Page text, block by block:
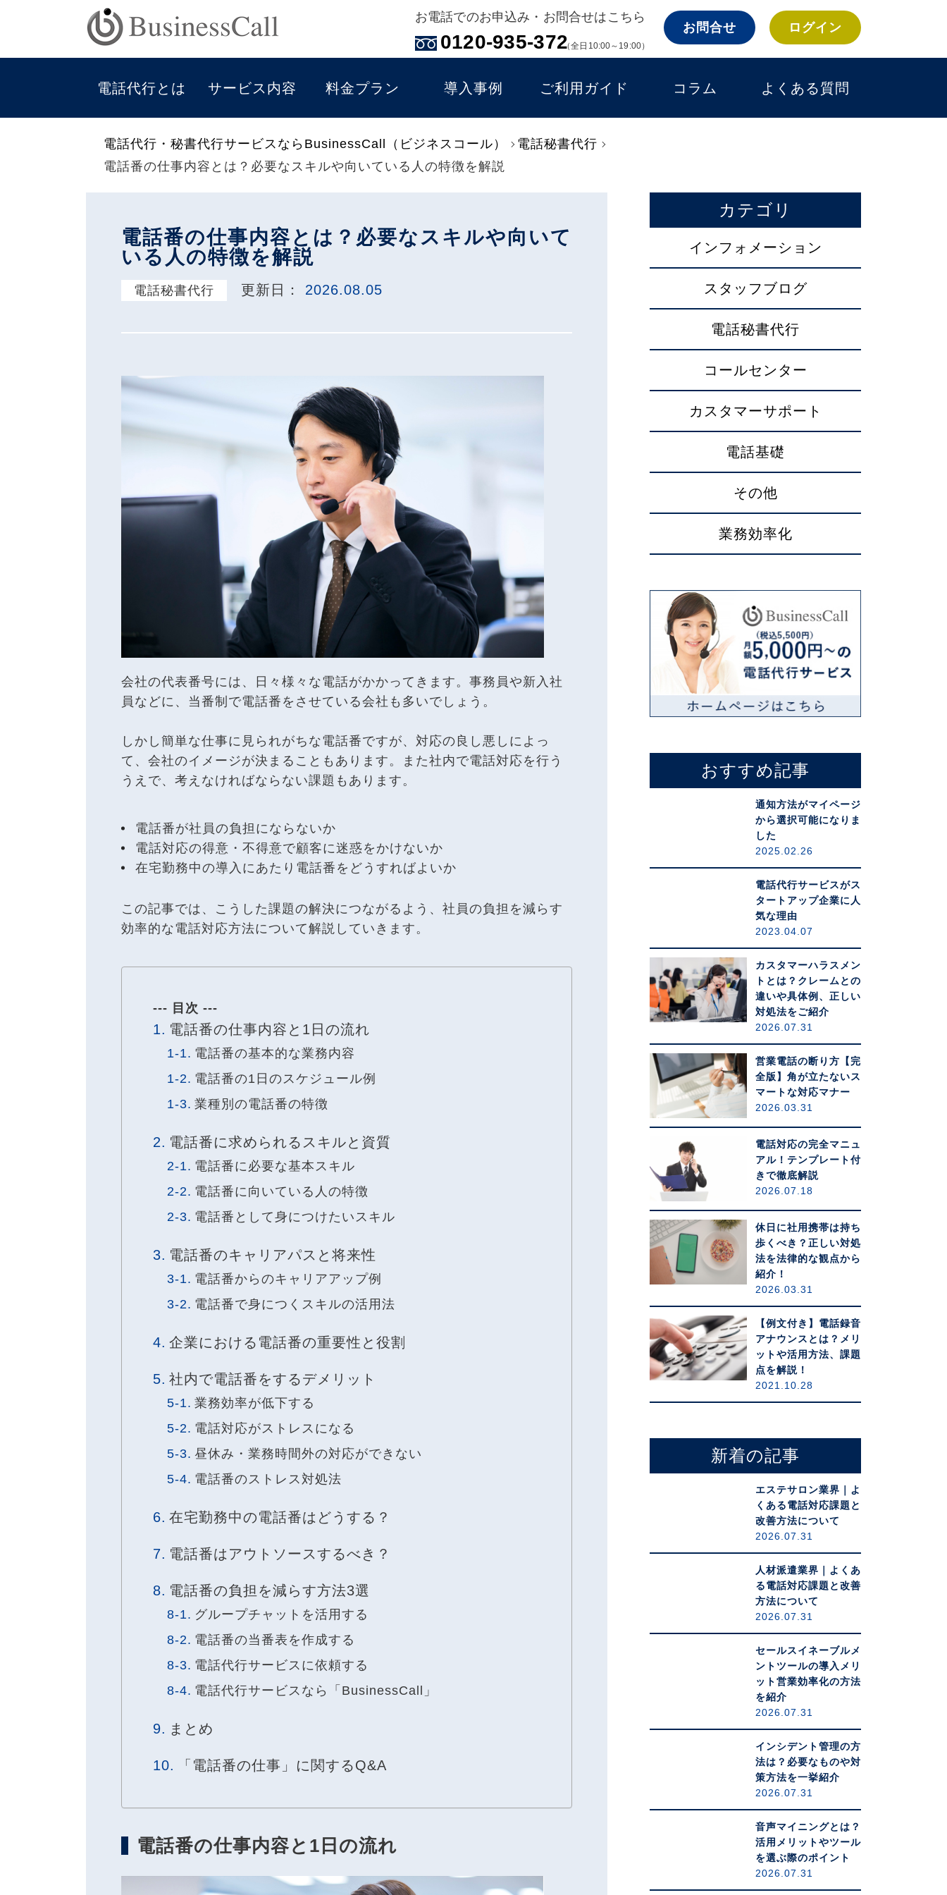
お電話でのお申込み・お問合せはこちら
0120-935-372（全日10:00～19:00）
お問合せ ログイン
電話代行とは サービス内容 料金プラン 導入事例 ご利用ガイド コラム よくある質問
電話代行・秘書代行サービスならBusinessCall（ビジネスコール）
電話秘書代行
電話番の仕事内容とは？必要なスキルや向いている人の特徴を解説
電話番の仕事内容とは？必要なスキルや向いて
いる人の特徴を解説
電話秘書代行 更新日： 2026.08.05
会社の代表番号には、日々様々な電話がかかってきます。事務員や新入社
員などに、当番制で電話番をさせている会社も多いでしょう。
しかし簡単な仕事に見られがちな電話番ですが、対応の良し悪しによっ
て、会社のイメージが決まることもあります。また社内で電話対応を行う
うえで、考えなければならない課題もあります。
電話番が社員の負担にならないか
電話対応の得意・不得意で顧客に迷惑をかけないか
在宅勤務中の導入にあたり電話番をどうすればよいか
この記事では、こうした課題の解決につながるよう、社員の負担を減らす
効率的な電話対応方法について解説していきます。
--- 目次 ---
電話番の仕事内容と1日の流れ
電話番の基本的な業務内容
電話番の1日のスケジュール例
業種別の電話番の特徴
電話番に求められるスキルと資質
電話番に必要な基本スキル
電話番に向いている人の特徴
電話番として身につけたいスキル
電話番のキャリアパスと将来性
電話番からのキャリアアップ例
電話番で身につくスキルの活用法
企業における電話番の重要性と役割
社内で電話番をするデメリット
業務効率が低下する
電話対応がストレスになる
昼休み・業務時間外の対応ができない
電話番のストレス対処法
在宅勤務中の電話番はどうする？
電話番はアウトソースするべき？
電話番の負担を減らす方法3選
グループチャットを活用する
電話番の当番表を作成する
電話代行サービスに依頼する
電話代行サービスなら「BusinessCall」
まとめ
「電話番の仕事」に関するQ&A
電話番の仕事内容と1日の流れ
カテゴリ
インフォメーション
スタッフブログ
電話秘書代行
コールセンター
カスタマーサポート
電話基礎
その他
業務効率化
おすすめ記事
通知方法がマイページ
から選択可能になりま
した
2025.02.26
電話代行サービスがス
タートアップ企業に人
気な理由
2023.04.07
カスタマーハラスメン
トとは？クレームとの
違いや具体例、正しい
対処法をご紹介
2026.07.31
営業電話の断り方【完
全版】角が立たないス
マートな対応マナー
2026.03.31
電話対応の完全マニュ
アル！テンプレート付
きで徹底解説
2026.07.18
休日に社用携帯は持ち
歩くべき？正しい対処
法を法律的な観点から
紹介！
2026.03.31
【例文付き】電話録音
アナウンスとは？メリ
ットや活用方法、課題
点を解説！
2021.10.28
新着の記事
エステサロン業界｜よ
くある電話対応課題と
改善方法について
2026.07.31
人材派遣業界｜よくあ
る電話対応課題と改善
方法について
2026.07.31
セールスイネーブルメ
ントツールの導入メリ
ット営業効率化の方法
を紹介
2026.07.31
インシデント管理の方
法は？必要なものや対
策方法を一挙紹介
2026.07.31
音声マイニングとは？
活用メリットやツール
を選ぶ際のポイント
2026.07.31